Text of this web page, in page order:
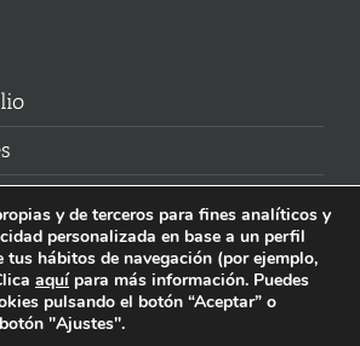
Información legal y privacidad
| Web mantenida
porStudi7
y de terceros para fines analíticos y
personalizada en base a un perfil
hábitos de navegación (por ejemplo,
aquípara más información. Puedes
pulsando el botón “Aceptar” o
"Ajustes".